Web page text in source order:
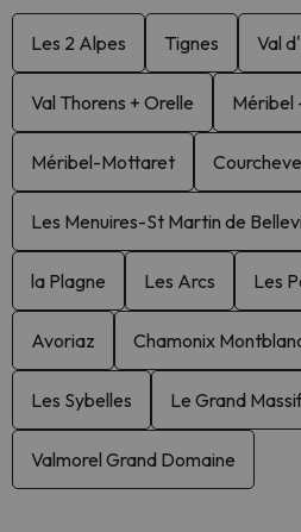
Les 2 Alpes Tignes Val
Val Thorens + Orelle Méribel
Méribel-Mottaret
Les Menuires-St Martin de
la Plagne Les Arcs Les
Avoriaz Chamonix
Les Sybelles Le Grand
Valmorel Grand Domaine